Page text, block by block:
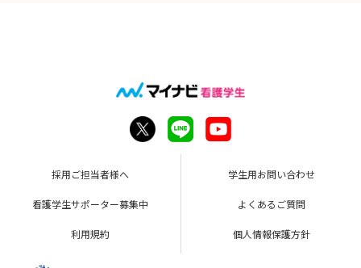
採用ご担当者様へ 学生用お問い合わせ
看護学生サポーター募集中 よくあるご質問
利用規約 個人情報保護方針